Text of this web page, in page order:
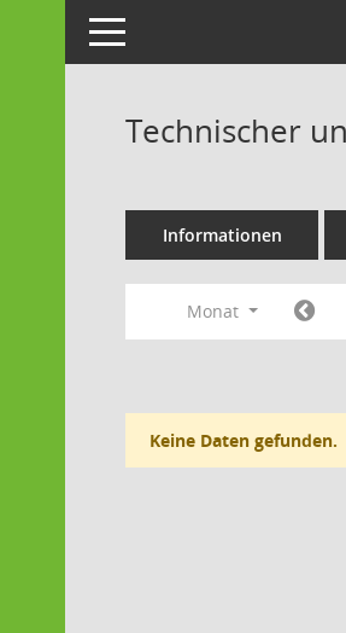
Toggle navigation
Technischer
Informationen
Monat
Keine Daten gefunden.